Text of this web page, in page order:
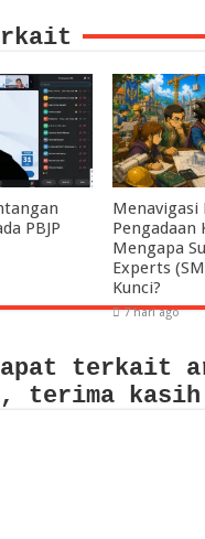
PBJP
Menavigasi
Pengadaan
Mengapa
Experts
Kunci?
7 hari ago
terkait
terima kasih